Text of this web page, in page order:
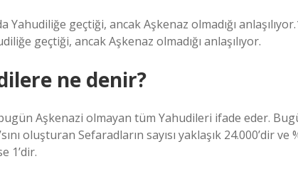
Yahudiliğe geçtiği, ancak Aşkenaz olmadığı
geçtiği, ancak Aşkenaz olmadığı anlaşılıyor.
ne denir?
Aşkenazi olmayan tüm Yahudileri ifade eder.
oluşturan Sefaradların sayısı yaklaşık 24.000’dir
1’dir.